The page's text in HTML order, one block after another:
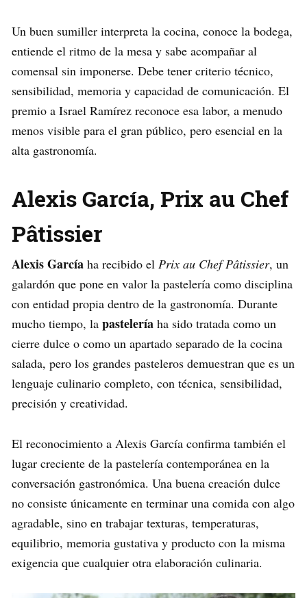
Un buen sumiller interpreta la cocina, conoce la bodega,
entiende el ritmo de la mesa y sabe acompañar al
comensal sin imponerse. Debe tener criterio técnico,
sensibilidad, memoria y capacidad de comunicación. El
premio a Israel Ramírez reconoce esa labor, a menudo
menos visible para el gran público, pero esencial en la
alta gastronomía.
Alexis García, Prix au Chef
Pâtissier
Alexis García ha recibido el Prix au Chef Pâtissier, un
galardón que pone en valor la pastelería como disciplina
con entidad propia dentro de la gastronomía. Durante
mucho tiempo, la pastelería ha sido tratada como un
cierre dulce o como un apartado separado de la cocina
salada, pero los grandes pasteleros demuestran que es un
lenguaje culinario completo, con técnica, sensibilidad,
precisión y creatividad.
El reconocimiento a Alexis García confirma también el
lugar creciente de la pastelería contemporánea en la
conversación gastronómica. Una buena creación dulce
no consiste únicamente en terminar una comida con algo
agradable, sino en trabajar texturas, temperaturas,
equilibrio, memoria gustativa y producto con la misma
exigencia que cualquier otra elaboración culinaria.